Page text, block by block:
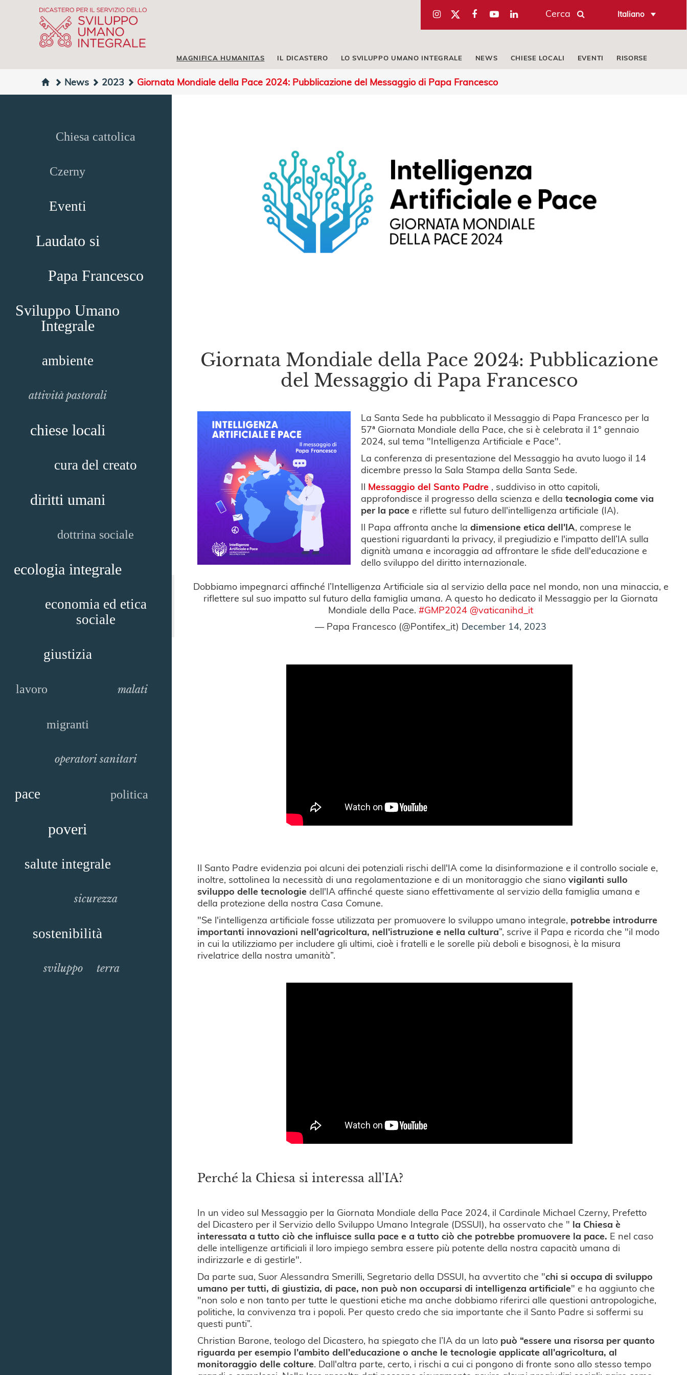
Cerca Italiano
MAGNIFICA HUMANITAS IL DICASTERO LO SVILUPPO UMANO INTEGRALE NEWS CHIESE LOCALI EVENTI RISORSE
News 2023 Giornata Mondiale della Pace 2024: Pubblicazione del Messaggio di Papa Francesco
Chiesa cattolica
Czerny
Eventi
Laudato si
Papa Francesco
Sviluppo Umano
Integrale
ambiente
attività pastorali
chiese locali
cura del creato
diritti umani
dottrina sociale
ecologia integrale
economia ed etica
sociale
giustizia
lavoro malati
migranti
operatori sanitari
pace politica
poveri
salute integrale
sicurezza
sostenibilità
sviluppo terra
Giornata Mondiale della Pace 2024: Pubblicazione
del Messaggio di Papa Francesco
La Santa Sede ha pubblicato il Messaggio di Papa Francesco per la
57ª Giornata Mondiale della Pace, che si è celebrata il 1° gennaio
2024, sul tema "Intelligenza Artificiale e Pace".
La conferenza di presentazione del Messaggio ha avuto luogo il 14
dicembre presso la Sala Stampa della Santa Sede.
Il Messaggio del Santo Padre , suddiviso in otto capitoli,
approfondisce il progresso della scienza e dellatecnologia come via
per la pace e riflette sul futuro dell'intelligenza artificiale (IA).
Il Papa affronta anche ladimensione etica dell'IA, comprese le
questioni riguardanti la privacy, il pregiudizio e l'impatto dell’IA sulla
dignità umana e incoraggia ad affrontare le sfide dell'educazione e
dello sviluppo del diritto internazionale.
Dobbiamo impegnarci affinché l’Intelligenza Artificiale sia al servizio della pace nel mondo, non una minaccia, e
riflettere sul suo impatto sul futuro della famiglia umana. A questo ho dedicato il Messaggio per la Giornata
Mondiale della Pace. #GMP2024 @vaticanihd_it
— Papa Francesco (@Pontifex_it) December 14, 2023
Il Santo Padre evidenzia poi alcuni dei potenziali rischi dell'IA come la disinformazione e il controllo sociale e,
inoltre, sottolinea la necessità di una regolamentazione e di un monitoraggio che sianovigilanti sullo
sviluppo delle tecnologie dell'IA affinché queste siano effettivamente al servizio della famiglia umana e
della protezione della nostra Casa Comune.
"Se l'intelligenza artificiale fosse utilizzata per promuovere lo sviluppo umano integrale, potrebbe introdurre
importanti innovazioni nell'agricoltura, nell'istruzione e nella cultura”, scrive il Papa e ricorda che "il modo
in cui la utilizziamo per includere gli ultimi, cioè i fratelli e le sorelle più deboli e bisognosi, è la misura
rivelatrice della nostra umanità”.
Perché la Chiesa si interessa all'IA?
In un video sul Messaggio per la Giornata Mondiale della Pace 2024, il Cardinale Michael Czerny, Prefetto
del Dicastero per il Servizio dello Sviluppo Umano Integrale (DSSUI), ha osservato che " la Chiesa è
interessata a tutto ciò che influisce sulla pace e a tutto ciò che potrebbe promuovere la pace. E nel caso
delle intelligenze artificiali il loro impiego sembra essere più potente della nostra capacità umana di
indirizzarle e di gestirle".
Da parte sua, Suor Alessandra Smerilli, Segretario della DSSUI, ha avvertito che "chi si occupa di sviluppo
umano per tutti, di giustizia, di pace, non può non occuparsi di intelligenza artificiale" e ha aggiunto che
"non solo e non tanto per tutte le questioni etiche ma anche dobbiamo riferirci alle questioni antropologiche,
politiche, la convivenza tra i popoli. Per questo credo che sia importante che il Santo Padre si soffermi su
questi punti”.
Christian Barone, teologo del Dicastero, ha spiegato che l’IA da un lato può “essere una risorsa per quanto
riguarda per esempio l'ambito dell'educazione o anche le tecnologie applicate all'agricoltura, al
monitoraggio delle colture. Dall'altra parte, certo, i rischi a cui ci pongono di fronte sono allo stesso tempo